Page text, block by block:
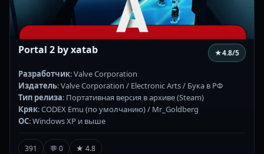
Portal 2 by xatab ★4.8/5
Разработчик: Valve Corporation
Издатель: Valve Corporation / Electronic Arts / Бука в РФ
Тип релиза: Портативная версия в архиве (Steam)
Кряк: CODEX Emu (по умолчанию) / Mr_Goldberg
ОС: Windows XP и выше
391 💬 0 ★ 4.8